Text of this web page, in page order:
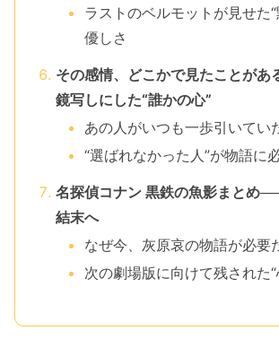
ラストのベルモットが見せた“
優しさ
その感情、どこかで見たことがあ
鏡写しにした“誰かの心”
あの人がいつも一歩引いてい
“選ばれなかった人”が物語に
名探偵コナン 黒鉄の魚影まとめ
結末へ
なぜ今、灰原哀の物語が必要
次の劇場版に向けて残された